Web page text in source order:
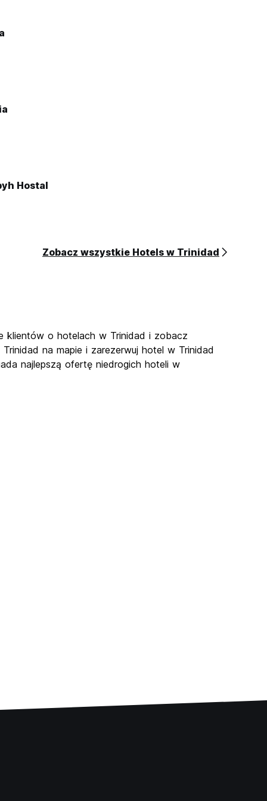
Hostal
Zobacz wszystkie Hotels w Trinidad
klientów o hotelach w Trinidad i zobacz
na mapie i zarezerwuj hotel w Trinidad
najlepszą ofertę niedrogich hoteli w